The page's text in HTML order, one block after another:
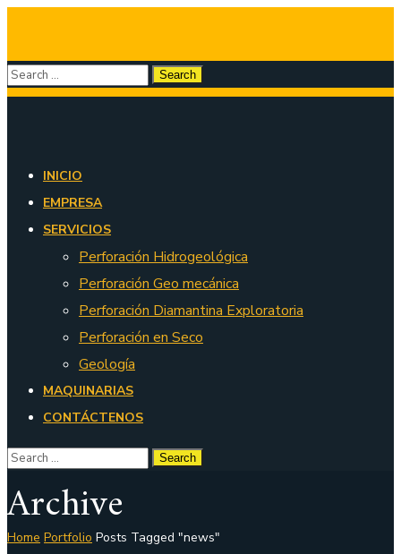
INICIO
EMPRESA
SERVICIOS
Perforación Hidrogeológica
Perforación Geo mecánica
Perforación Diamantina Exploratoria
Perforación en Seco
Geología
MAQUINARIAS
CONTÁCTENOS
Archive
Home Portfolio Posts Tagged "news"